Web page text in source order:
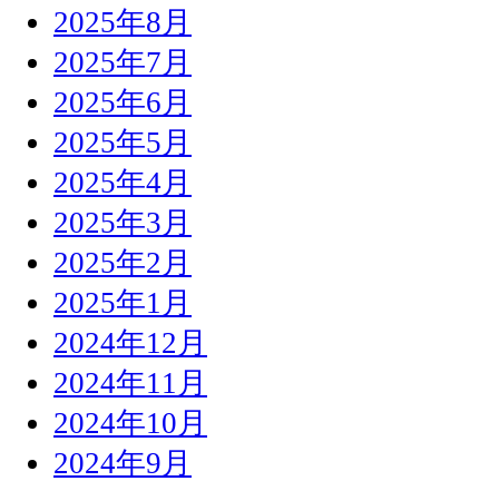
2025年8月
2025年7月
2025年6月
2025年5月
2025年4月
2025年3月
2025年2月
2025年1月
2024年12月
2024年11月
2024年10月
2024年9月